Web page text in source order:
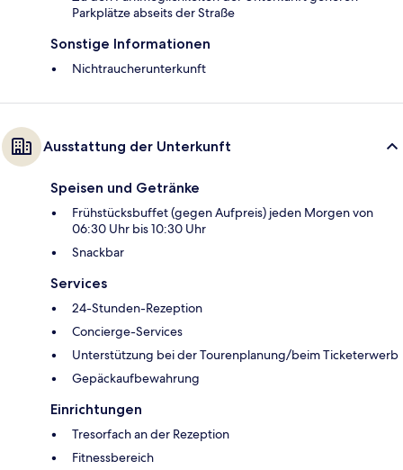
Parkplätze abseits der Straße
Sonstige Informationen
Nichtraucherunterkunft
Ausstattung der Unterkunft
Speisen und Getränke
Frühstücksbuffet (gegen Aufpreis) jeden Morgen von
06:30 Uhr bis 10:30 Uhr
Snackbar
Services
24-Stunden-Rezeption
Concierge-Services
Unterstützung bei der Tourenplanung/beim Ticketerwerb
Gepäckaufbewahrung
Einrichtungen
Tresorfach an der Rezeption
Fitnessbereich